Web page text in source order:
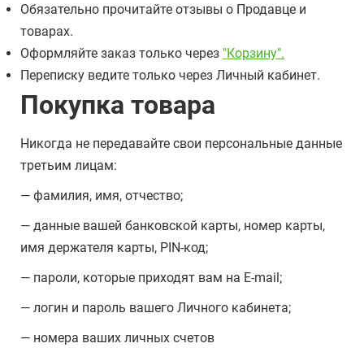
Обязательно прочитайте отзывы о Продавце и
товарах.
Оформляйте заказ только через "Корзину".
Переписку ведите только через Личный кабинет.
Покупка товара
Никогда не передавайте свои персональные данные
третьим лицам:
— фамилия, имя, отчество;
— данные вашей банковской карты, номер карты,
имя держателя карты, PIN-код;
— пароли, которые приходят вам на E-mail;
— логин и пароль вашего Личного кабинета;
— номера ваших личных счетов